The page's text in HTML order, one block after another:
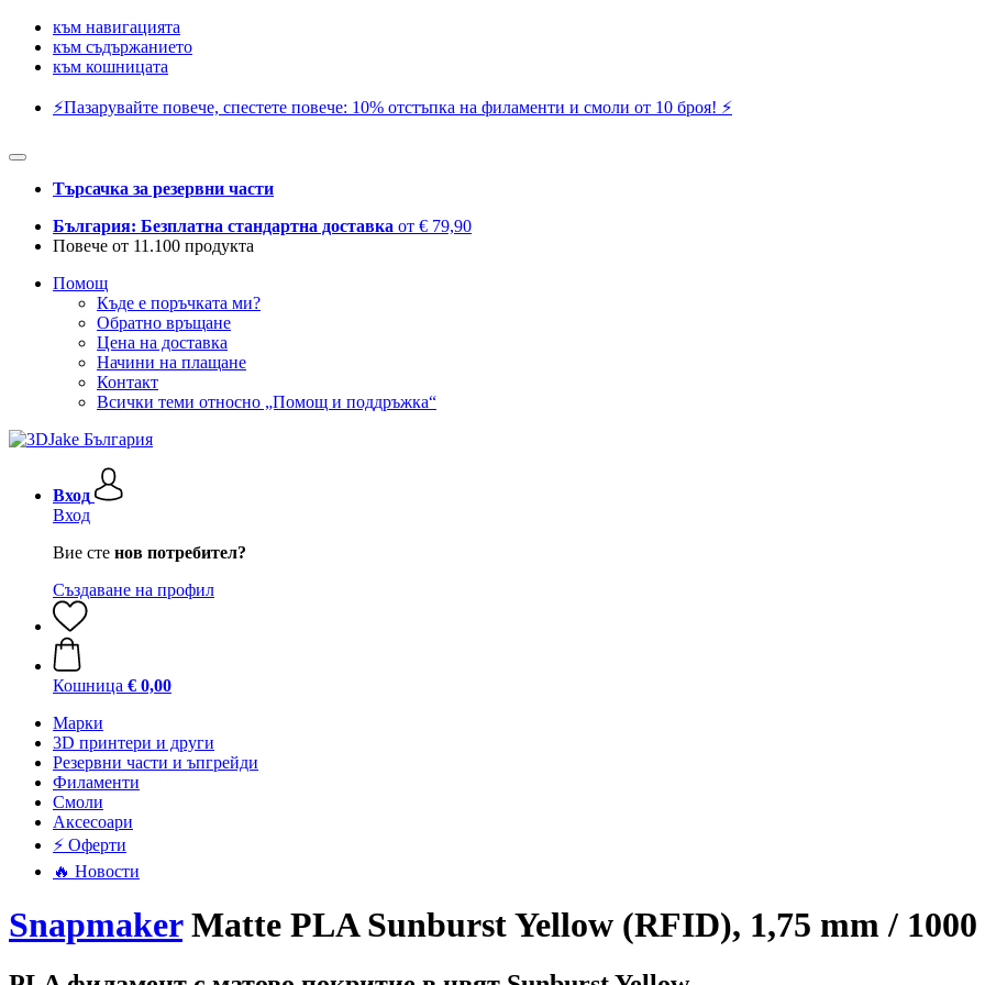
към навигацията
към съдържанието
към кошницата
⚡️Пазарувайте повече, спестете повече: 10% отстъпка на филаменти и смоли от 10 броя! ⚡️
Търсачка за резервни части
България: Безплатна стандартна доставка от € 79,90
Повече от 11.100 продукта
Помощ
Къде е поръчката ми?
Обратно връщане
Цена на доставка
Начини на плащане
Контакт
Всички теми относно „Помощ и поддръжка“
Вход
Вход
Вие сте нов потребител?
Създаване на профил
Кошница € 0,00
Mарки
3D принтери и други
Резервни части и ъпгрейди
Филаменти
Смоли
Аксесоари
⚡ Оферти
🔥 Новости
SnapmakerMatte PLA Sunburst Yellow (RFID), 1,75 mm / 1000